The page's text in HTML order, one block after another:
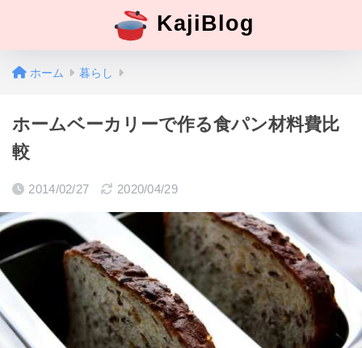
KajiBlog
ホーム 暮らし
ホームベーカリーで作る食パン材料費比
較
2014/02/27 2020/04/29